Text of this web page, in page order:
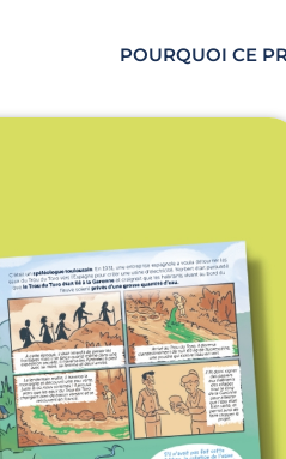
POURQUOI CE